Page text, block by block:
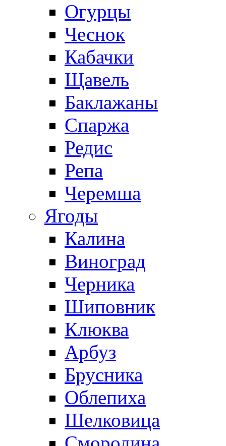
Огурцы
Чеснок
Кабачки
Щавель
Баклажаны
Спаржа
Редис
Репа
Черемша
Ягоды
Калина
Виноград
Черника
Шиповник
Клюква
Арбуз
Брусника
Облепиха
Шелковица